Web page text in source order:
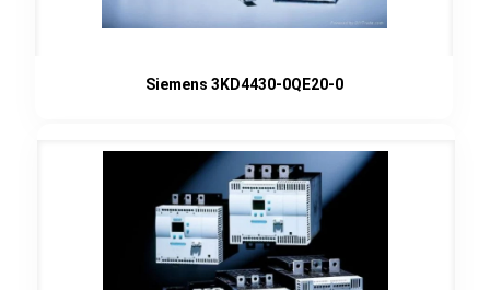
Siemens 3KD4430-0QE20-0